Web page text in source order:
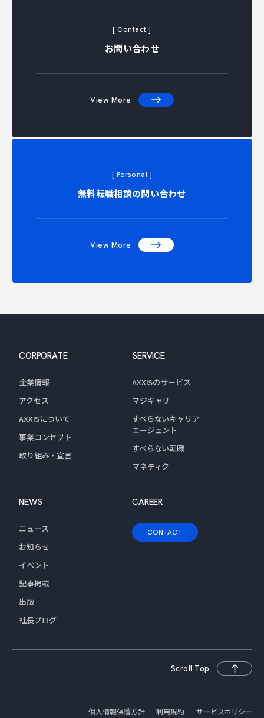
[ Contact ]
お問い合わせ
View More
[ Personal ]
無料転職相談の問い合わせ
View More
CORPORATE
企業情報
アクセス
AXXISについて
事業コンセプト
取り組み・宣言
SERVICE
AXXISのサービス
マジキャリ
すべらないキャリア
エージェント
すべらない転職
マネディク
NEWS
ニュース
お知らせ
イベント
記事掲載
出版
社長ブログ
CAREER
CONTACT
Scroll Top
個人情報保護方針 利用規約 サービスポリシー